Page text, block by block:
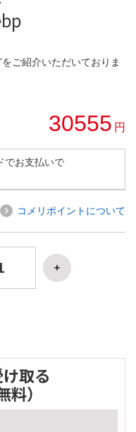
ご紹介いただいておりま
30555 円
でお支払いで
コメリポイントについて
取る
料）